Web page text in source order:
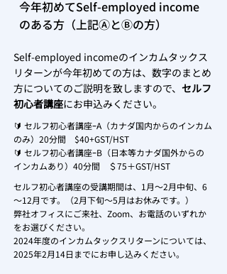
今年初めてSelf-employed income
のある方（上記ⒶとⒷの方）
Self-employed incomeのインカムタックス
リターンが今年初めての方は、数字のまとめ
方についてのご説明を致しますので、 セルフ
初心者講座にお申込みください。
🔰 セルフ初心者講座ｰA（カナダ国内からのインカム
のみ）20分間 $40+GST/HST
🔰 セルフ初心者講座ｰB（日本等カナダ国外からの
インカムあり）40分間 ＄75＋GST/HST
セルフ初心者講座の受講期間は、1月～2月中旬、6
～12月です。（2月下旬～5月はお休みです。）
弊社オフィスにご来社、Zoom、お電話のいずれか
をお選びください。
2024年度のインカムタックスリターンについては、
2025年2月14日までにお申し込みください。